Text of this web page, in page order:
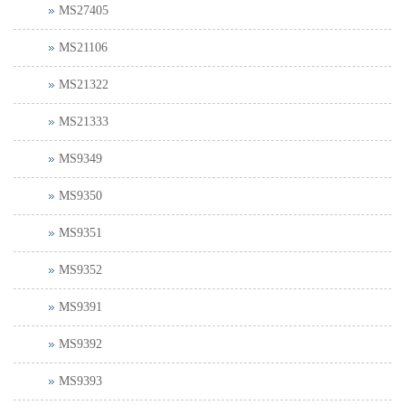
MS27405
MS21106
MS21322
MS21333
MS9349
MS9350
MS9351
MS9352
MS9391
MS9392
MS9393